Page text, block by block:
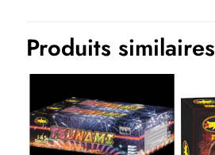
Produits similaires